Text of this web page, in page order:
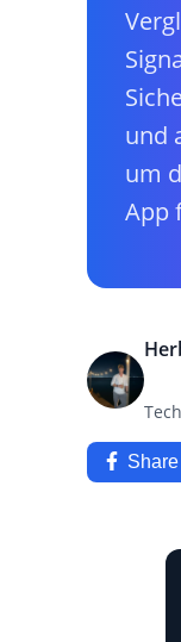
und
um
App
Share